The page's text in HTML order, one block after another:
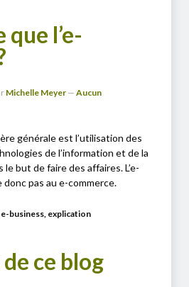
que l’e-
Michelle Meyer — Aucun
générale est l’utilisation des
de l’information et de la
but de faire des affaires. L’e-
pas au e-commerce.
e-business explication
ce blog